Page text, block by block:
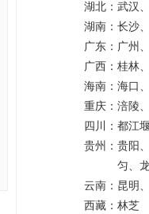
湖北： 武汉
湖南： 长沙
广东： 广州
广西： 桂林
海南： 海口
重庆： 涪陵
四川： 都江
贵州： 贵阳
匀、
云南： 昆明
西藏： 林芝